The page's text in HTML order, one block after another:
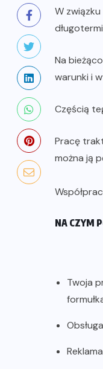
W
Na
warunki i
Częścią
Pracę
można ją
NA CZYM
Twoja